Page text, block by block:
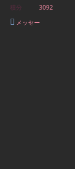
積分
3092
メッセー